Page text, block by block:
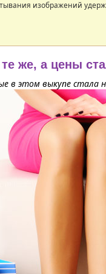
изображений
же, а цены
этом выкупе стала